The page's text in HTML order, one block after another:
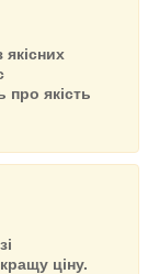
якісних
якість
ціну.